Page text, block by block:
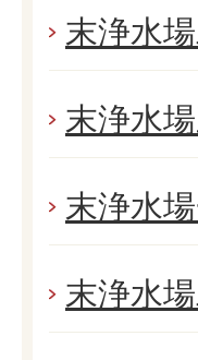
末浄水
末浄水
末浄水
末浄水